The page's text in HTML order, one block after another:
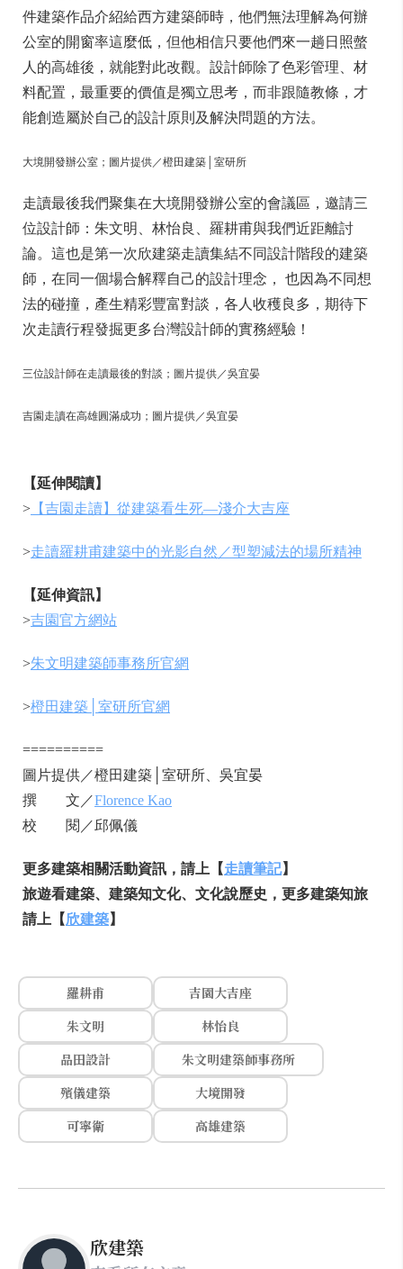
件建築作品介紹給西方建築師時，他們無法理解為何辦
公室的開窗率這麼低，但他相信只要他們來一趟日照螫
人的高雄後，就能對此改觀。設計師除了色彩管理、材
料配置，最重要的價值是獨立思考，而非跟隨教條，才
能創造屬於自己的設計原則及解決問題的方法。
大境開發辦公室；圖片提供／橙田建築│室研所
走讀最後我們聚集在大境開發辦公室的會議區，邀請三
位設計師：朱文明、林怡良、羅耕甫與我們近距離討
論。這也是第一次欣建築走讀集結不同設計階段的建築
師，在同一個場合解釋自己的設計理念， 也因為不同想
法的碰撞，產生精彩豐富對談，各人收穫良多，期待下
次走讀行程發掘更多台灣設計師的實務經驗！
三位設計師在走讀最後的對談；圖片提供／吳宜晏
吉園走讀在高雄圓滿成功；圖片提供／吳宜晏
【延伸閱讀】
> 【吉園走讀】從建築看生死—淺介大吉座
>走讀羅耕甫建築中的光影自然／型塑減法的場所精神
【延伸資訊】
>吉園官方網站
>朱文明建築師事務所官網
>橙田建築│室研所官網
==========
圖片提供／橙田建築│室研所、吳宜晏
撰 文／Florence Kao
校 閱／邱佩儀
更多建築相關活動資訊，請上【走讀筆記】
旅遊看建築、建築知文化、文化說歷史，更多建築知旅
請上【欣建築】
羅耕甫
吉園大吉座
朱文明
林怡良
品田設計
朱文明建築師事務所
殯儀建築
大境開發
可寧衛
高雄建築
欣建築